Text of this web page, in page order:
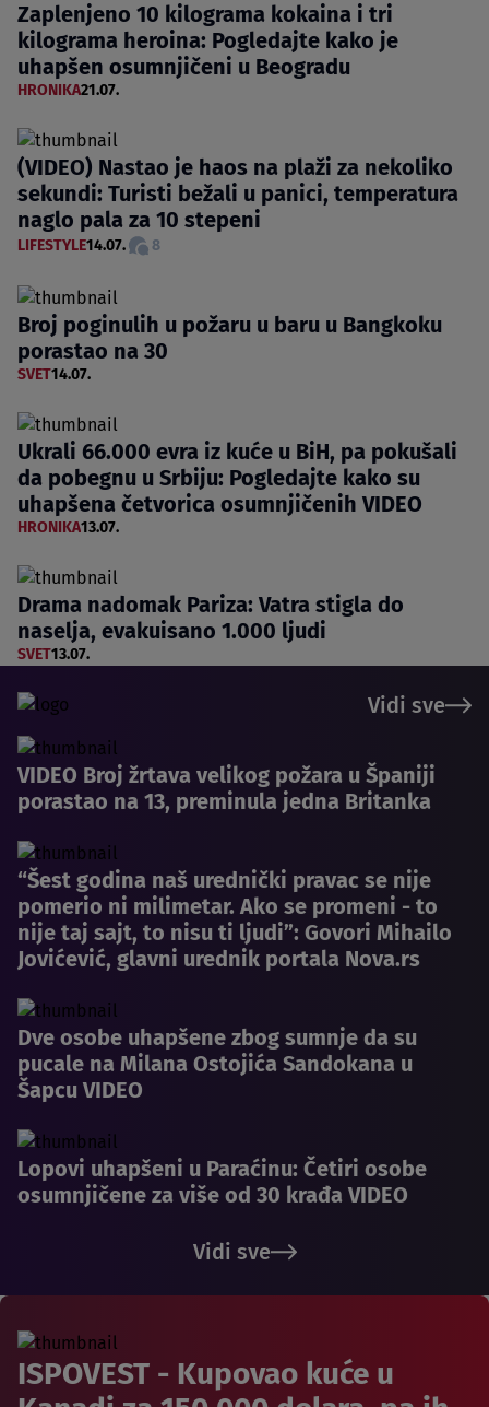
Zaplenjeno 10 kilograma kokaina i tri
kilograma heroina: Pogledajte kako je
uhapšen osumnjičeni u Beogradu
HRONIKA21.07.
(VIDEO) Nastao je haos na plaži za nekoliko
sekundi: Turisti bežali u panici, temperatura
naglo pala za 10 stepeni
LIFESTYLE14.07. 8
Broj poginulih u požaru u baru u Bangkoku
porastao na 30
SVET14.07.
Ukrali 66.000 evra iz kuće u BiH, pa pokušali
da pobegnu u Srbiju: Pogledajte kako su
uhapšena četvorica osumnjičenih VIDEO
HRONIKA13.07.
Drama nadomak Pariza: Vatra stigla do
naselja, evakuisano 1.000 ljudi
SVET13.07.
Vidi sve
VIDEO Broj žrtava velikog požara u Španiji
porastao na 13, preminula jedna Britanka
“Šest godina naš urednički pravac se nije
pomerio ni milimetar. Ako se promeni - to
nije taj sajt, to nisu ti ljudi”: Govori Mihailo
Jovićević, glavni urednik portala Nova.rs
Dve osobe uhapšene zbog sumnje da su
pucale na Milana Ostojića Sandokana u
Šapcu VIDEO
Lopovi uhapšeni u Paraćinu: Četiri osobe
osumnjičene za više od 30 krađa VIDEO
Vidi sve
ISPOVEST - Kupovao kuće u